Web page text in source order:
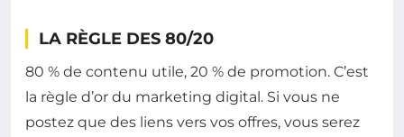
LA RÈGLE DES 80/20
80 % de contenu utile, 20 % de promotion. C’est
la règle d’or du marketing digital. Si vous ne
postez que des liens vers vos offres, vous serez